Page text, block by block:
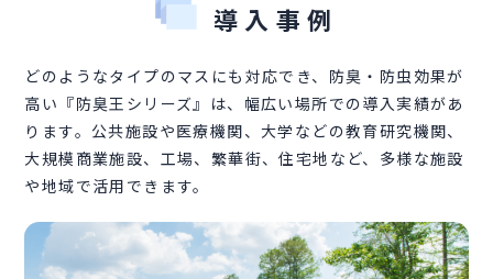
導入事例
どのようなタイプのマスにも対応でき、防臭・防虫効果が
高い『防臭王シリーズ』は、幅広い場所での導入実績があ
ります。公共施設や医療機関、大学などの教育研究機関、
大規模商業施設、工場、繁華街、住宅地など、多様な施設
や地域で活用できます。